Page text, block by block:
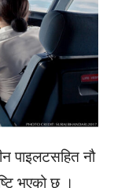
पाइलटसहित नौ
भएको छ ।